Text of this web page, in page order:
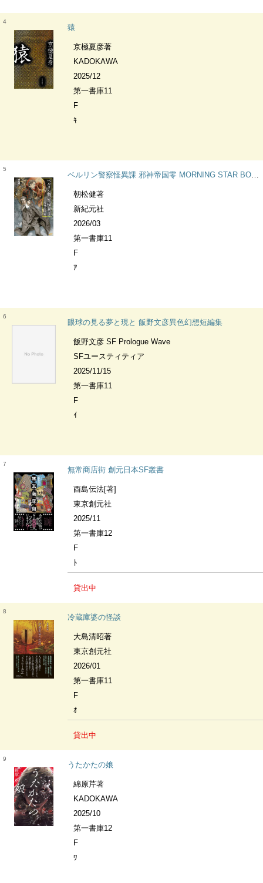
4
猿
京極夏彦著
KADOKAWA
2025/12
第一書庫11
F
ｷ
5
ベルリン警察怪異課 邪神帝国零 MORNING STAR BOOKS
朝松健著
新紀元社
2026/03
第一書庫11
F
ｱ
6
眼球の見る夢と現と 飯野文彦異色幻想短編集
飯野文彦 SF Prologue Wave
SFユースティティア
2025/11/15
第一書庫11
F
ｲ
7
無常商店街 創元日本SF叢書
酉島伝法[著]
東京創元社
2025/11
第一書庫12
F
ﾄ
貸出中
8
冷蔵庫婆の怪談
大島清昭著
東京創元社
2026/01
第一書庫11
F
ｵ
貸出中
9
うたかたの娘
綿原芹著
KADOKAWA
2025/10
第一書庫12
F
ﾜ